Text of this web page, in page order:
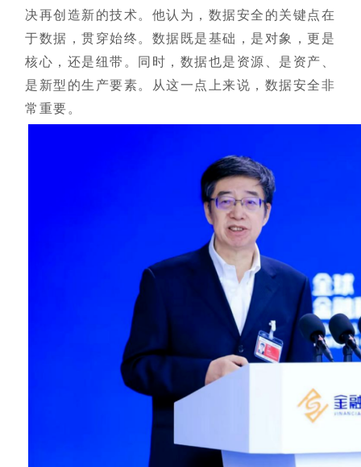
决再创造新的技术。他认为，数据安全的关键点在
于数据，贯穿始终。数据既是基础，是对象，更是
核心，还是纽带。同时，数据也是资源、是资产、
是新型的生产要素。从这一点上来说，数据安全非
常重要。